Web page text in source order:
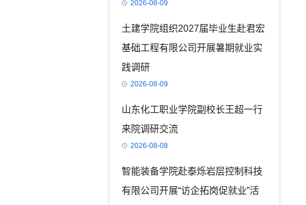
2026-08-09
土建学院组织2027届毕业生赴君宏
基础工程有限公司开展暑期就业实
践调研
2026-08-09
山东化工职业学院副校长王超一行
来院调研交流
2026-08-08
智能装备学院赴泰烁岩层控制科技
有限公司开展“访企拓岗促就业”活